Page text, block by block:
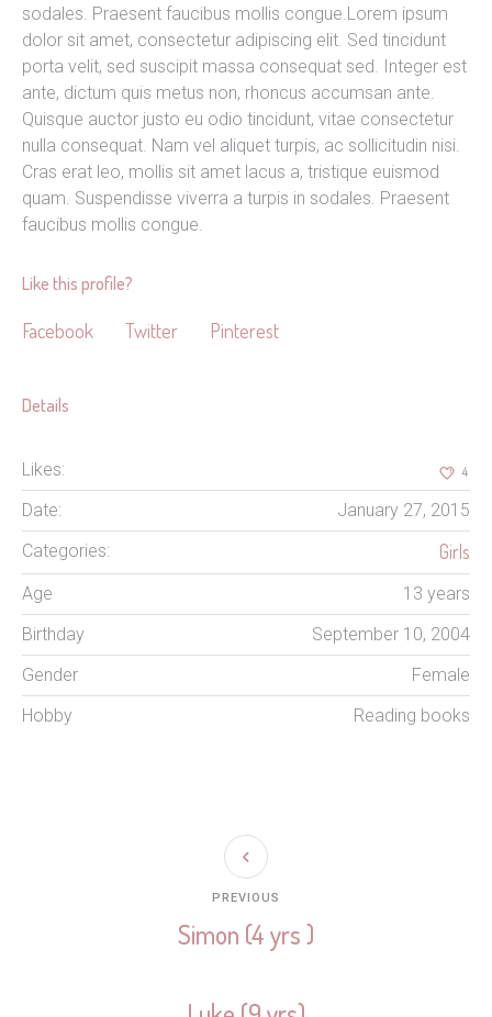
sodales. Praesent faucibus mollis congue.Lorem ipsum
dolor sit amet, consectetur adipiscing elit. Sed tincidunt
porta velit, sed suscipit massa consequat sed. Integer est
ante, dictum quis metus non, rhoncus accumsan ante.
Quisque auctor justo eu odio tincidunt, vitae consectetur
nulla consequat. Nam vel aliquet turpis, ac sollicitudin nisi.
Cras erat leo, mollis sit amet lacus a, tristique euismod
quam. Suspendisse viverra a turpis in sodales. Praesent
faucibus mollis congue.
Like this profile?
Facebook Twitter Pinterest
Details
Likes: 4
Date:
January 27, 2015
Categories:
Girls
Age
13 years
Birthday
September 10, 2004
Gender
Female
Hobby
Reading books
Simon (4 yrs )
PREVIOUS